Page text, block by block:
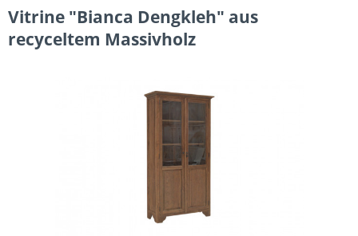
Vitrine "Bianca Dengkleh" aus
recyceltem Massivholz